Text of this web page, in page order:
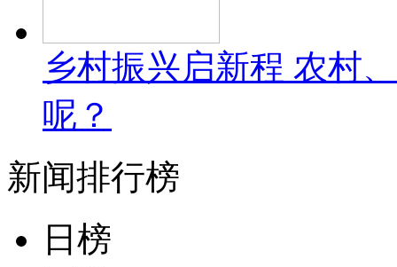
乡村振兴启新程 农村
呢？
新闻排行榜
日榜